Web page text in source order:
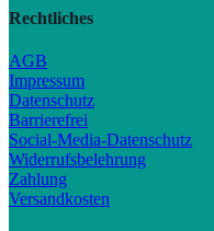
Rechtliches
AGB
Impressum
Datenschutz
Barrierefrei
Social-Media-Datenschutz
Widerrufsbelehrung
Zahlung
Versandkosten